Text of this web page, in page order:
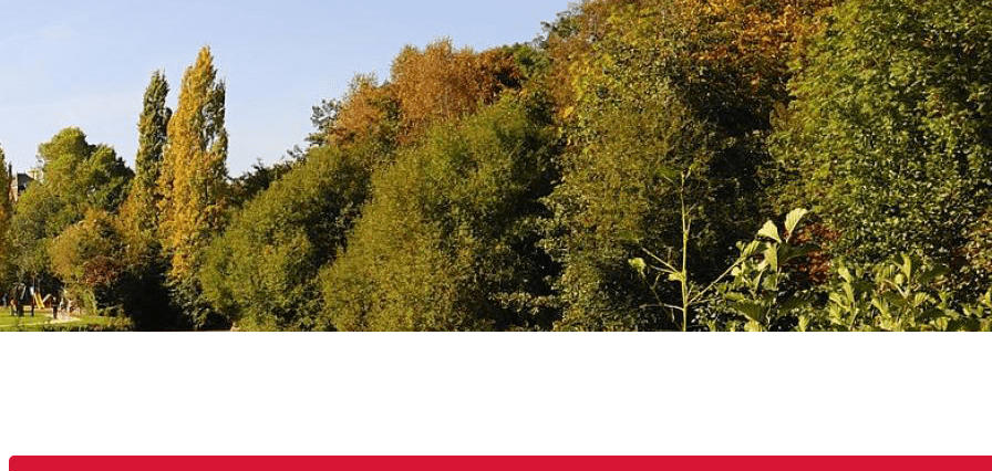
Exporter toutes les colonnes
Exporter uniquement les colonnes affichées
Images de la page d'accueil
Cliquez pour éditer